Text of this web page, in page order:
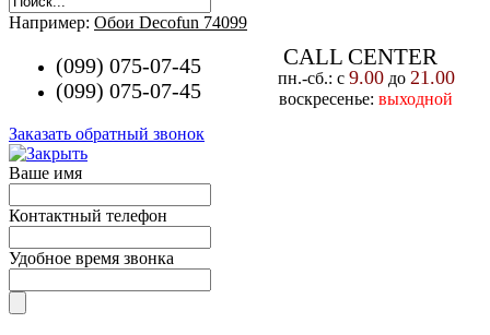
Например: Обои Decofun 74099
(099) 075-07-45
(099) 075-07-45
CALL CENTER
пн.-cб.: с 9.00до 21.00
воскресенье: выходной
Заказать обратный звонок
Ваше имя
Контактный телефон
Удобное время звонка